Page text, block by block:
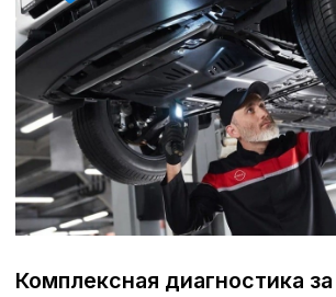
Записаться
Замена масла в ДВС, прокладки сливной пробки,
фильтра масляного, салонного, воздушного,
проверки ходовой части, рулевого управления,
проверка тех. жидкостей, чтение кодов
неисправностей, проверка сход-рвала.
Бюджетное ТО за10 999 рублей!